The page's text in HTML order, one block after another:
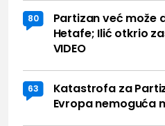
80
Partizan već može
Hetafe; Ilić otkrio
VIDEO
63
Katastrofa za
Evropa nemoguća